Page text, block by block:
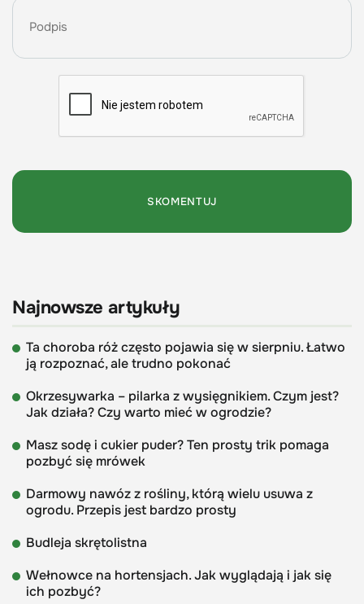
Najnowsze artykuły
Ta choroba róż często pojawia się w sierpniu. Łatwo
ją rozpoznać, ale trudno pokonać
Okrzesywarka – pilarka z wysięgnikiem. Czym jest?
Jak działa? Czy warto mieć w ogrodzie?
Masz sodę i cukier puder? Ten prosty trik pomaga
pozbyć się mrówek
Darmowy nawóz z rośliny, którą wielu usuwa z
ogrodu. Przepis jest bardzo prosty
Budleja skrętolistna
Wełnowce na hortensjach. Jak wyglądają i jak się
ich pozbyć?